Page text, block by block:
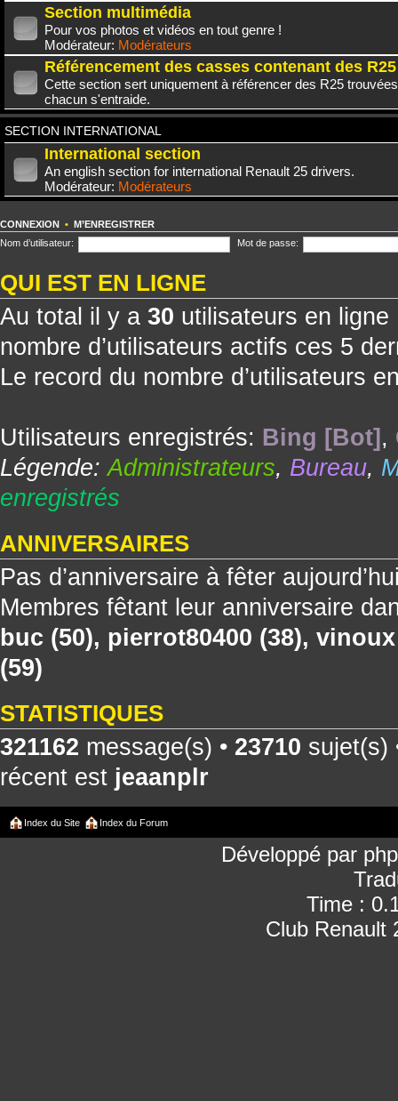
Section multimédia
Pour vos photos et vidéos en tout genre !
Modérateur: Modérateurs
Référencement des casses contenant des R25
Cette section sert uniquement à référencer des R25
chacun s'entraide.
SECTION INTERNATIONAL
International section
An english section for international Renault 25 drivers.
Modérateur: Modérateurs
CONNEXION • M’ENREGISTRER
Nom d’utilisateur:
Mot de passe:
QUI EST EN LIGNE
Au total il y a 30 utilisateurs en
nombre d’utilisateurs actifs ces 5
Le record du nombre d’utilisateurs
Utilisateurs enregistrés: Bing [Bot] ,
Légende:Administrateurs, Bureau,
enregistrés
ANNIVERSAIRES
Pas d’anniversaire à fêter
Membres fêtant leur anniversaire
buc (50), pierrot80400 (38), vinoux
(59)
STATISTIQUES
321162 message(s) • 23710 sujet(s)
récent est jeaanplr
Index du Site Index du Forum
Développé par
Time :
Club Renault